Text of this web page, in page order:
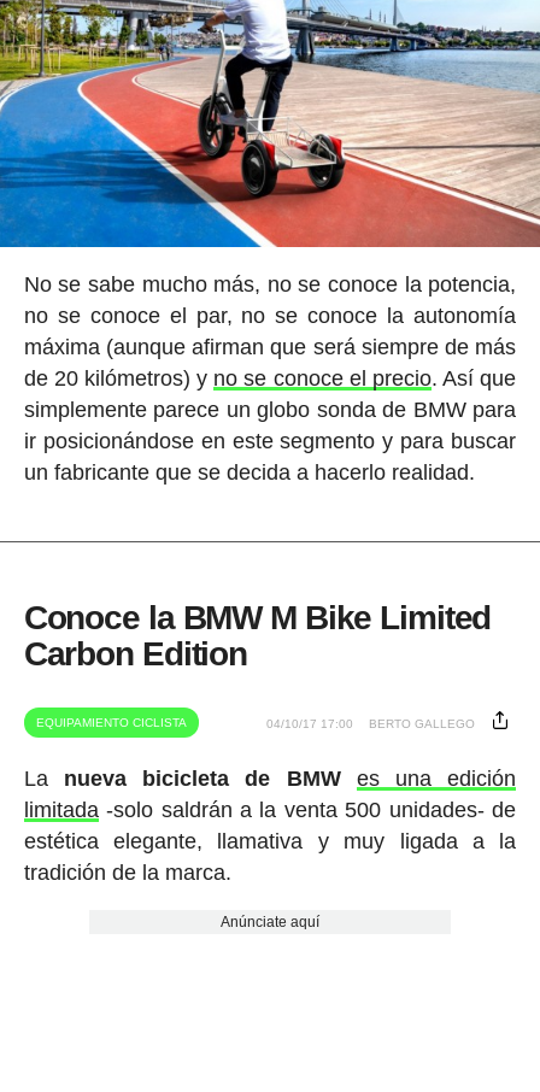
No se sabe mucho más, no se conoce la potencia,
no se conoce el par, no se conoce la autonomía
máxima (aunque afirman que será siempre de más
de 20 kilómetros) y no se conoce el precio. Así que
simplemente parece un globo sonda de BMW para
ir posicionándose en este segmento y para buscar
un fabricante que se decida a hacerlo realidad.
Conoce la BMW M Bike Limited
Carbon Edition
EQUIPAMIENTO CICLISTA 04/10/17 17:00 BERTO GALLEGO
La nueva bicicleta de BMW
es una edición
limitada-solo saldrán a la venta 500 unidades- de
estética elegante, llamativa y muy ligada a la
tradición de la marca.
Anúnciate aquí